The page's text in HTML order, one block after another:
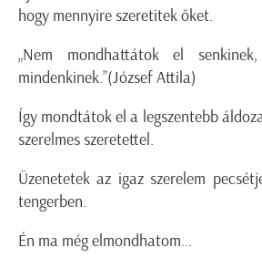
hogy mennyire szeretitek őket.
„Nem mondhattátok el
mindenkinek.”(József Attila)
Így mondtátok el a legszentebb
szerelmes szeretettel.
Üzenetetek az igaz szerelem
tengerben.
Én ma még elmondhatom...